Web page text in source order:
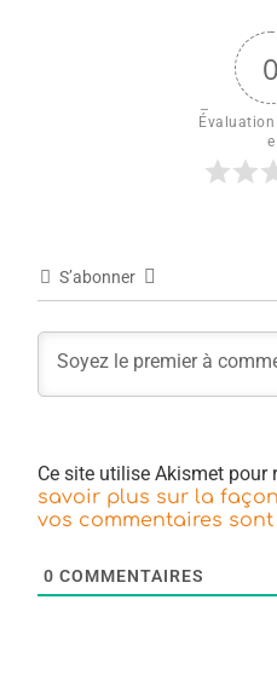
0
e
S’abonner
Ce site utilise Akismet pour
savoir plus sur la
vos commentaires
0 COMMENTAIRES